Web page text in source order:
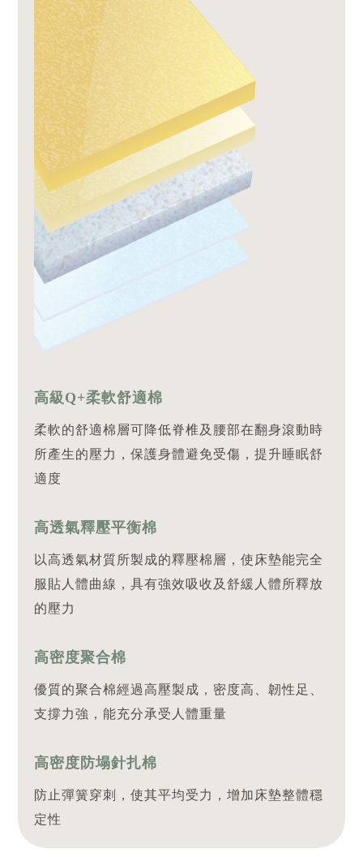
高級Q+柔軟舒適棉
柔軟的舒適棉層可降低脊椎及腰部在翻身滾動時
所產生的壓力，保護身體避免受傷，提升睡眠舒
適度
高透氣釋壓平衡棉
以高透氣材質所製成的釋壓棉層，使床墊能完全
服貼人體曲線，具有強效吸收及舒緩人體所釋放
的壓力
高密度聚合棉
優質的聚合棉經過高壓製成，密度高、韌性足、
支撐力強，能充分承受人體重量
高密度防塌針扎棉
防止彈簧穿刺，使其平均受力，增加床墊整體穩
定性